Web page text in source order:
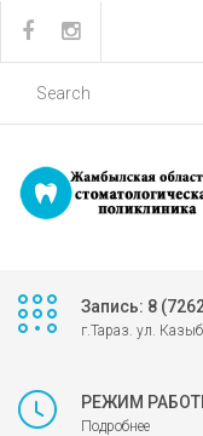
Запись: 8
г.Тараз. ул.
РЕЖИМ
Подробнее